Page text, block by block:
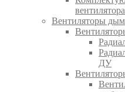
Вентиляторы
ДУ